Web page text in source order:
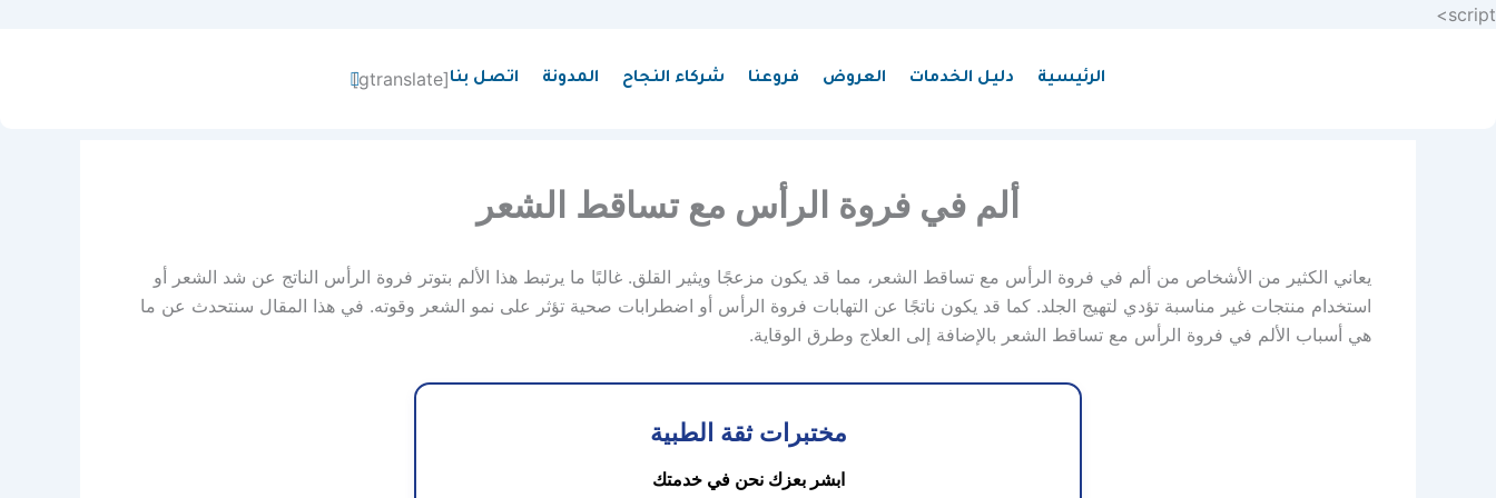
script>
الرئيسية دليل الخدمات العروض فروعنا شركاء النجاح المدونة اتصل بنا[gtranslate]
ألم في فروة الرأس مع تساقط الشعر
يعاني الكثير من الأشخاص من ألم في فروة الرأس مع تساقط الشعر، مما قد يكون مزعجًا ويثير القلق. غالبًا ما يرتبط هذا الألم بتوتر فروة الرأس الناتج عن شد الشعر أو
استخدام منتجات غير مناسبة تؤدي لتهيج الجلد. كما قد يكون ناتجًا عن التهابات فروة الرأس أو اضطرابات صحية تؤثر على نمو الشعر وقوته. في هذا المقال سنتحدث عن ما
هي أسباب الألم في فروة الرأس مع تساقط الشعر بالإضافة إلى العلاج وطرق الوقاية.
مختبرات ثقة الطبية
ابشر بعزك نحن في خدمتك